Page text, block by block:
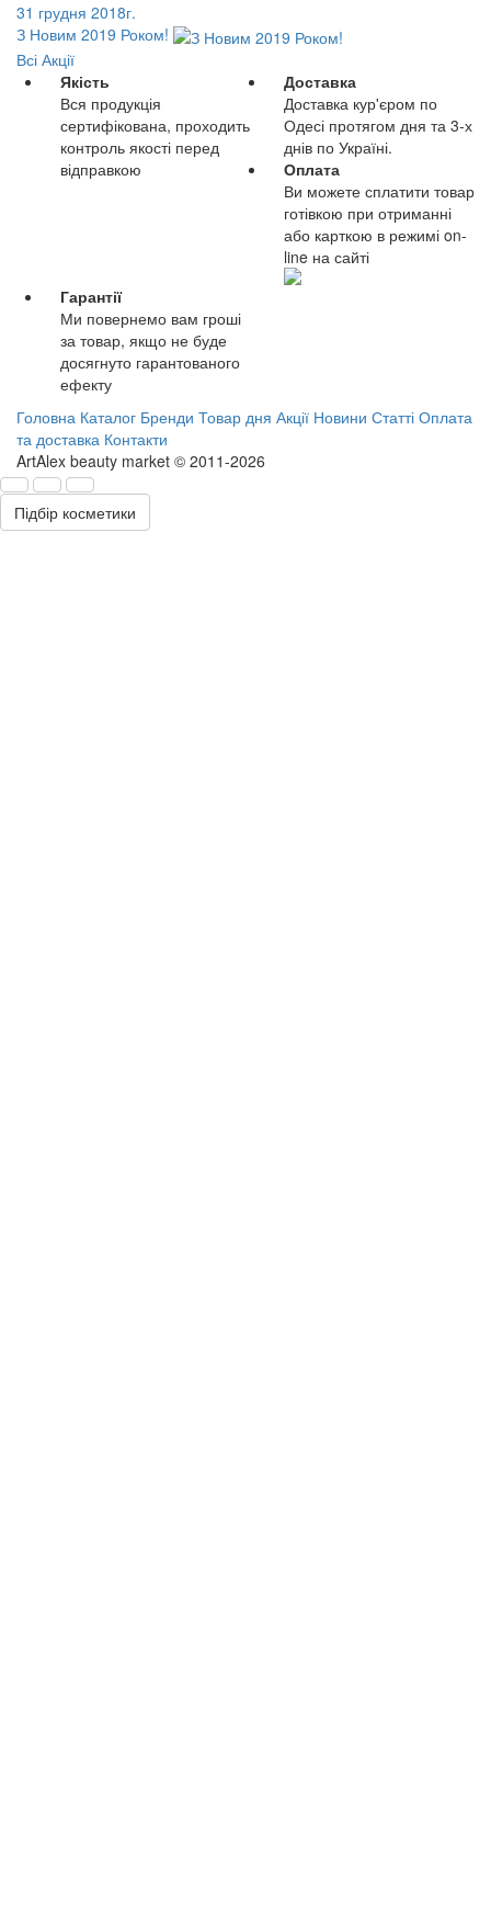
31 грудня 2018г.
З Новим 2019 Роком!
Всі Акції
Якість
Вся продукція
сертифікована, проходить
контроль якості перед
відправкою
Доставка
Доставка кур'єром по
Одесі протягом дня та 3-х
днів по Україні.
Оплата
Ви можете сплатити товар
готівкою при отриманні
або карткою в режимі on-
line на сайті
Гарантії
Ми повернемо вам гроші
за товар, якщо не буде
досягнуто гарантованого
ефекту
Головна Каталог Бренди Товар дня Акції Новини Статті Оплата
та доставка Контакти
ArtAlex beauty market © 2011-2026
Підбір косметики